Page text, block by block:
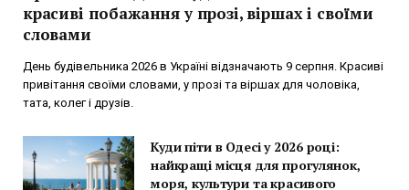
красиві побажання у прозі, віршах і своїми
словами
День будівельника 2026 в Україні відзначають 9 серпня. Красиві
привітання своїми словами, у прозі та віршах для чоловіка,
тата, колег і друзів.
Куди піти в Одесі у 2026 році:
найкращі місця для прогулянок,
моря, культури та красивого